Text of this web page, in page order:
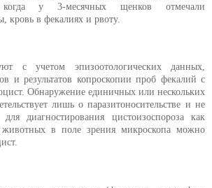
у 3-месячных щенков отмечали
кровь в фекалиях и рвоту.
с учетом эпизоотологических данных,
и результатов копроскопии проб фекалий с
Обнаружение единичных или нескольких
лишь о паразитоносительстве и не
для диагностирования цистоизоспороза как
в поле зрения микроскопа можно